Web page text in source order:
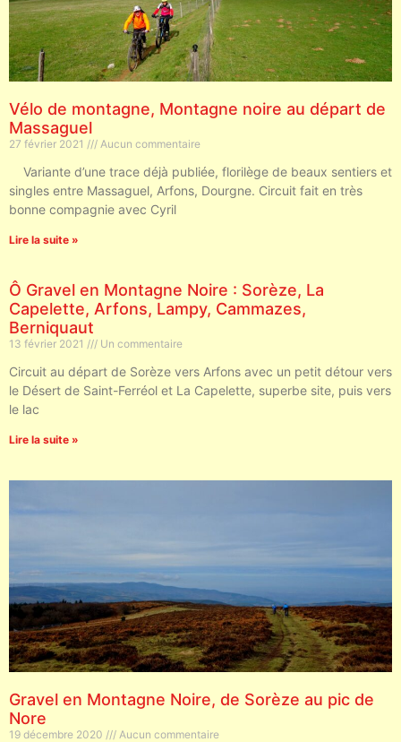
Vélo de montagne, Montagne noire au départ de
Massaguel
27 février 2021 Aucun commentaire
Variante d’une trace déjà publiée, florilège de beaux sentiers et
singles entre Massaguel, Arfons, Dourgne. Circuit fait en très
bonne compagnie avec Cyril
Lire la suite »
Ô Gravel en Montagne Noire : Sorèze, La
Capelette, Arfons, Lampy, Cammazes,
Berniquaut
13 février 2021 Un commentaire
Circuit au départ de Sorèze vers Arfons avec un petit détour vers
le Désert de Saint-Ferréol et La Capelette, superbe site, puis vers
le lac
Lire la suite »
Gravel en Montagne Noire, de Sorèze au pic de
Nore
19 décembre 2020 Aucun commentaire